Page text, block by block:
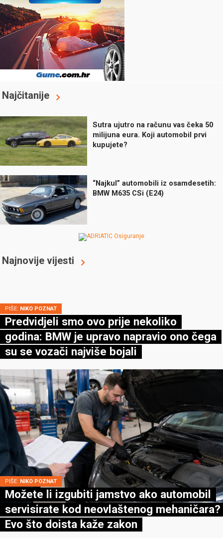
Najčitanije
Sutra ujutro na računu vas čeka 50
milijuna eura. Koji automobil prvi
kupujete?
“Najkul” automobili iz osamdesetih:
BMW M635 CSi (E24)
Najnovije vijesti
PIŠE: NIKO POZNAT
Predvidjeli smo ovo prije nekoliko
godina: BMW je upravo napravio ono čega
su se vozači najviše bojali
PIŠE: NIKO POZNAT
Možete li izgubiti jamstvo ako automobil
servisirate kod neovlaštenog mehaničara?
Evo što doista kaže zakon